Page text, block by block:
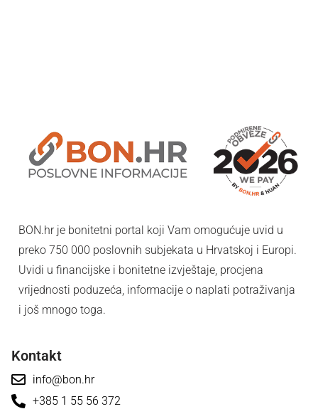
BON.hr je bonitetni portal koji Vam omogućuje uvid u
preko 750 000 poslovnih subjekata u Hrvatskoj i Europi.
Uvidi u financijske i bonitetne izvještaje, procjena
vrijednosti poduzeća, informacije o naplati potraživanja
i još mnogo toga.
Kontakt
info@bon.hr
+385 1 55 56 372